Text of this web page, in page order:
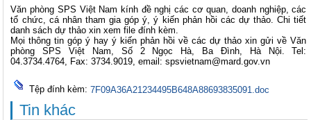
Văn phòng SPS Việt Nam kính đề nghị các cơ quan, doanh nghiệp, các
tổ chức, cá nhân tham gia góp ý, ý kiến phản hồi các dự thảo. Chi tiết
danh sách dự thảo xin xem file đính kèm.
Mọi thông tin góp ý hay ý kiến phản hồi về các dự thảo xin gửi về Văn
phòng SPS Việt Nam, Số 2 Ngọc Hà, Ba Đình, Hà Nội. Tel:
04.3734.4764, Fax: 3734.9019, email:spsvietnam@mard.gov.vn
Tệp đính kèm: 7F09A36A21234495B648A88693835091.doc
Tin khác